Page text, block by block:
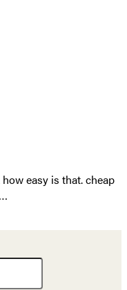
easy is that. cheap